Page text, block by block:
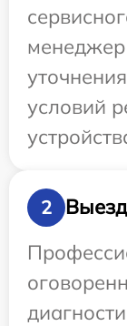
условий
2